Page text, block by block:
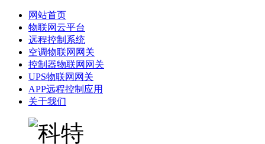
网站首页
物联网云平台
远程控制系统
空调物联网网关
控制器物联网网关
UPS物联网网关
APP远程控制应用
关于我们